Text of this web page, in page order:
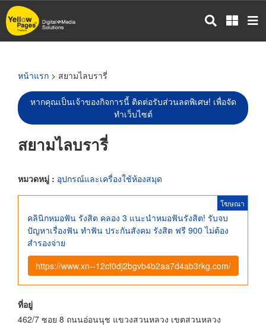
ข้าม
ไป
หน้าแรก > สยามไลบรารี่
หากคุณเป็นเจ้าของกิจการนี้ ติดต่อรับส่วนลดพิเศษ! เพื่อจัด
ทำเว็บไซต์
สยามไลบรารี่
หมวดหมู่ : อุปกรณ์และเครื่องใช้ห้องสมุด
โฆษณา
คลินิกหมอฟัน รังสิต คลอง 3 แนะนำหมอฟันรังสิต! รับจบ
ปัญหาเรื่องฟัน ทําฟัน ประกันสังคม รังสิต ฟรี 900 ไม่ต้อง
สำรองจ่าย
https://www.xn--12cf0dj2bgvb4b2aa7d4ab3rkg.com/
ที่อยู่
462/7 ซอย 8 ถนนอ่อนนุช แขวงสวนหลวง เขตสวนหลวง